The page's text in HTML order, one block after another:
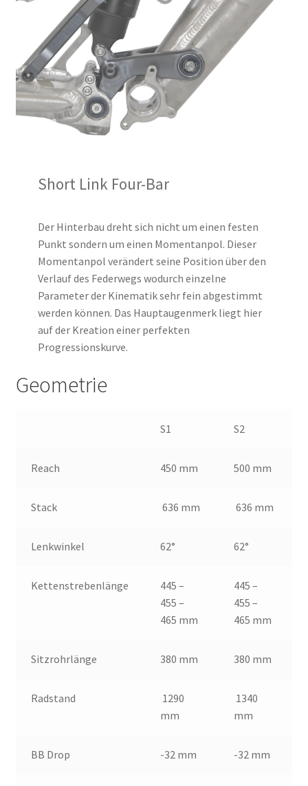
Short Link Four-Bar
Der Hinterbau dreht sich nicht um einen festen
Punkt sondern um einen Momentanpol. Dieser
Momentanpol verändert seine Position über den
Verlauf des Federwegs wodurch einzelne
Parameter der Kinematik sehr fein abgestimmt
werden können. Das Hauptaugenmerk liegt hier
auf der Kreation einer perfekten
Progressionskurve.
Geometrie
S1 S2
Reach 450 mm 500 mm
Stack 636 mm 636 mm
Lenkwinkel 62° 62°
Kettenstrebenlänge
445 –
455 –
465 mm
445 –
455 –
465 mm
Sitzrohrlänge 380 mm 380 mm
Radstand
1290
mm
1340
mm
BB Drop -32 mm -32 mm